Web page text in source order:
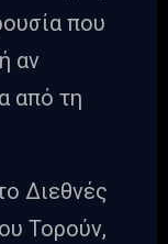
που
αν
από τη
Διεθνές
Τορούν,